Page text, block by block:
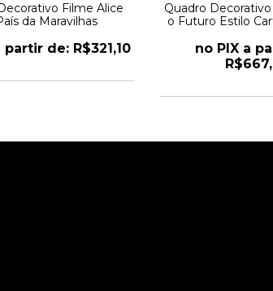
Filme Alice
da Maravilhas
partir de: R$321,10
Quadro
o Futuro Estilo
no PIX a